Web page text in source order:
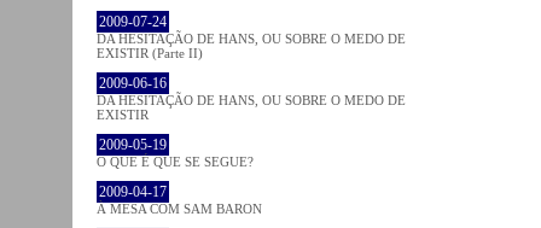
2009-07-24
DA HESITAÇÃO DE HANS, OU SOBRE O MEDO DE
EXISTIR (Parte II)
2009-06-16
DA HESITAÇÃO DE HANS, OU SOBRE O MEDO DE
EXISTIR
2009-05-19
O QUE É QUE SE SEGUE?
2009-04-17
À MESA COM SAM BARON